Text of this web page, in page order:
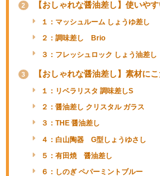
2 【おしゃれな醤油差し】使いや
１：マッシュルーム しょうゆ差し
２：調味差し Brio
３：フレッシュロック しょう油差
3 【おしゃれな醤油差し】素材に
１：リベラリスタ 調味差しS
２：醤油差し クリスタル ガラス
３：THE 醤油差し
４：白山陶器 G型しょうゆさし
５：有田焼 醤油差し
６：しのぎ ペパーミントブルー